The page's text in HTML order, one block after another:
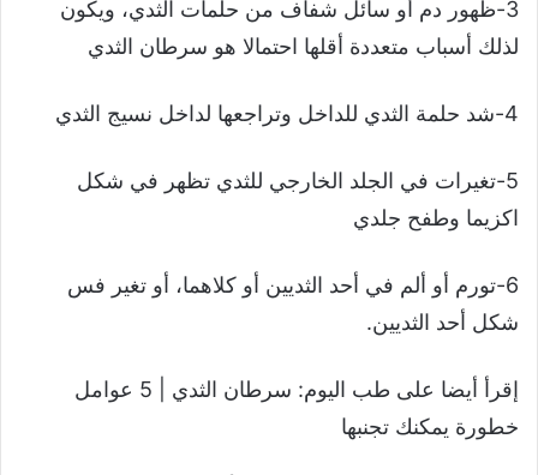
3-ظهور دم أو سائل شفاف من حلمات الثدي، ويكون
لذلك أسباب متعددة أقلها احتمالا هو سرطان الثدي
4-شد حلمة الثدي للداخل وتراجعها لداخل نسيج الثدي
5-تغيرات في الجلد الخارجي للثدي تظهر في شكل
اكزيما وطفح جلدي
6-تورم أو ألم في أحد الثديين أو كلاهما، أو تغير فس
شكل أحد الثديين.
إقرأ أيضا على طب اليوم: سرطان الثدي | 5 عوامل
خطورة يمكنك تجنبها